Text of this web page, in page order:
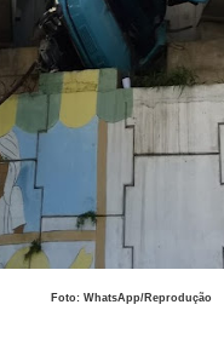
Foto: WhatsApp/Reprodução